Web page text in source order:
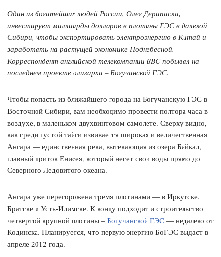
Один из богатейших людей России, Олег Дерипаска,
инвестирует миллиарды долларов в плотины ГЭС в далекой
Сибири, чтобы экспортировать электроэнергию в Китай и
заработать на растущей экономике Поднебесной.
Корреспондент английской телекомпании BBC побывал на
последнем проекте олигарха – Богучанской ГЭС.
Чтобы попасть из ближайшего города на Богучанскую ГЭС в
Восточной Сибири, вам необходимо провести полтора часа в
воздухе, в маленьком двухвинтовом самолете. Сверху видно,
как среди густой тайги извивается широкая и величественная
Ангара — единственная река, вытекающая из озера Байкал,
главный приток Енисея, который несет свои воды прямо до
Северного Ледовитого океана.
Ангара уже перегорожена тремя плотинами — в Иркутске,
Братске и Усть-Илимске. К концу подходит и строительство
четвертой крупной плотины – Богучанской ГЭС — недалеко от
Кодинска. Планируется, что первую энергию БоГЭС выдаст в
апреле 2012 года.